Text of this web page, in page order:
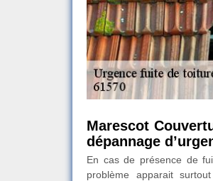
Marescot
dépannage
En cas de présence de
problème apparait